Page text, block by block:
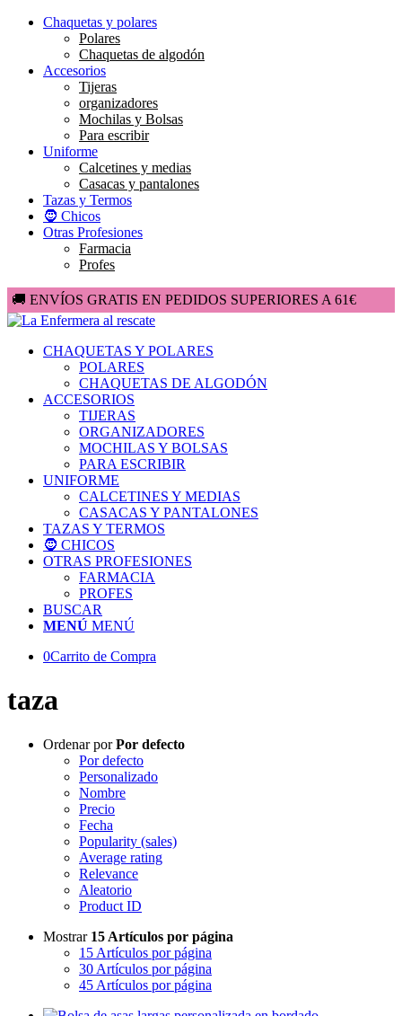
Chaquetas y polares
Polares
Chaquetas de algodón
Accesorios
Tijeras
organizadores
Mochilas y Bolsas
Para escribir
Uniforme
Calcetines y medias
Casacas y pantalones
Tazas y Termos
🧔 Chicos
Otras Profesiones
Farmacia
Profes
🚚 ENVÍOS GRATIS EN PEDIDOS SUPERIORES A 61€
CHAQUETAS Y POLARES
POLARES
CHAQUETAS DE ALGODÓN
ACCESORIOS
TIJERAS
ORGANIZADORES
MOCHILAS Y BOLSAS
PARA ESCRIBIR
UNIFORME
CALCETINES Y MEDIAS
CASACAS Y PANTALONES
TAZAS Y TERMOS
🧔 CHICOS
OTRAS PROFESIONES
FARMACIA
PROFES
BUSCAR
MENÚ MENÚ
0Carrito de Compra
taza
Ordenar porPor defecto
Por defecto
Personalizado
Nombre
Precio
Fecha
Popularity (sales)
Average rating
Relevance
Aleatorio
Product ID
Mostrar 15 Artículos por página
15 Artículos por página
30 Artículos por página
45 Artículos por página